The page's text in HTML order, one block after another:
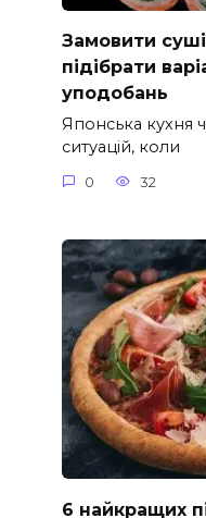
Замовити
підібрати
уподобань
Японська кухня
ситуацій, коли
0 32
6 найкращих